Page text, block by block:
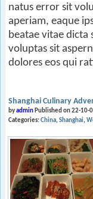
natus error sit
aperiam, eaque
beatae vitae dicta
voluptas sit
dolores eos qui
Shanghai Culinary
byadmin Published on 22-10-
Categories:China Shanghai